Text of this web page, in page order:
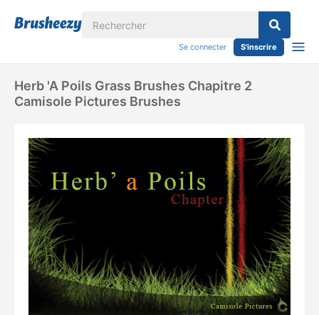
Se connecter S'inscrire
Herb 'a Poils Grass Brushes Chapitre 2
Camisole Pictures Brushes